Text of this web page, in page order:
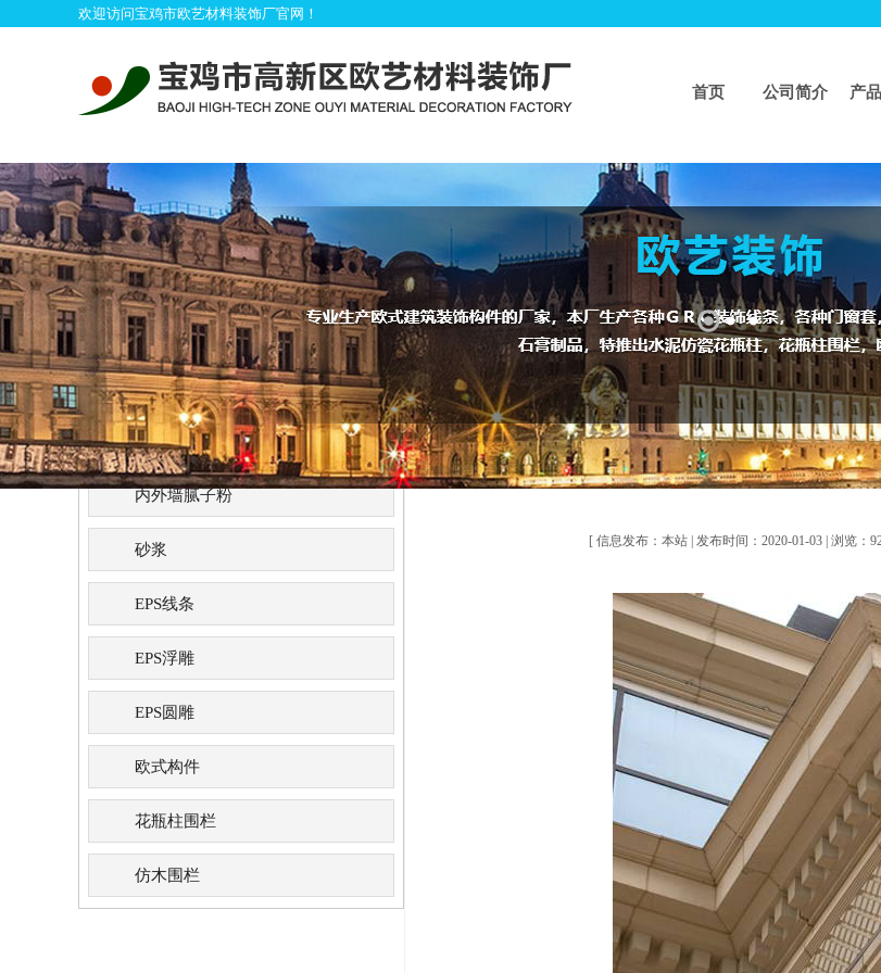
欢迎访问宝鸡市欧艺材料装饰厂官网！
首页 公司简介 产
产品展示
内外墙腻子粉
砂浆
EPS线条
EPS浮雕
EPS圆雕
欧式构件
花瓶柱围栏
仿木围栏
首页>>工程业绩
[ 信息发布：本站 | 发布时间：2020-01-03 | 浏览：